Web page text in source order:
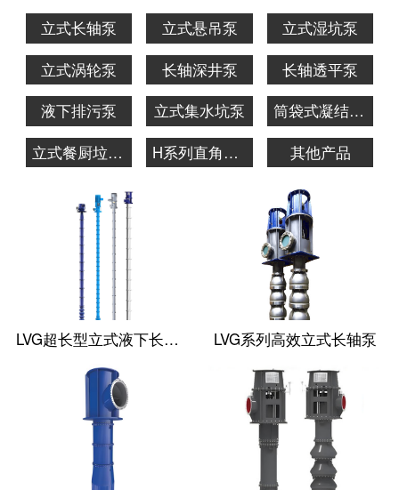
立式长轴泵 立式悬吊泵
立式湿坑泵
立式涡轮泵
长轴深井泵
长轴透平泵
液下排污泵
立式集水坑泵
筒袋式凝结水泵
立式餐厨垃圾泵
H系列直角齿轮箱 其他产品
LVG超长型立式液下长轴泵 LVG系列高效立式长轴泵